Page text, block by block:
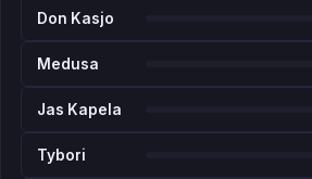
Don Kasjo
Medusa
Jas Kapela
Tybori